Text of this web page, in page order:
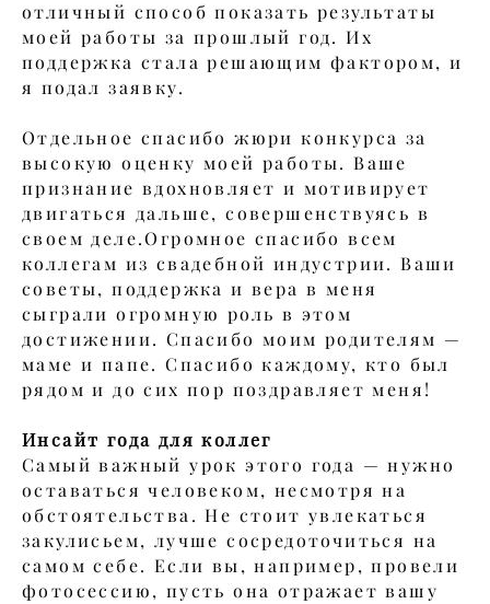
отличный способ показать результаты
моей работы за прошлый год. Их
поддержка стала решающим фактором, и
я подал заявку.​
Отдельное спасибо жюри конкурса за
высокую оценку моей работы. Ваше
признание вдохновляет и мотивирует
двигаться дальше, совершенствуясь в
своем деле.​Огромное спасибо всем
коллегам из свадебной индустрии. Ваши
советы, поддержка и вера в меня
сыграли огромную роль в этом
достижении. Спасибо моим родителям —
маме и папе. Спасибо каждому, кто был
рядом и до сих пор поздравляет меня!​
Инсайт года для коллег
Самый важный урок этого года — нужно
оставаться человеком, несмотря на
обстоятельства. Не стоит увлекаться
закулисьем, лучше сосредоточиться на
самом себе. Если вы, например, провели
фотосессию, пусть она отражает вашу